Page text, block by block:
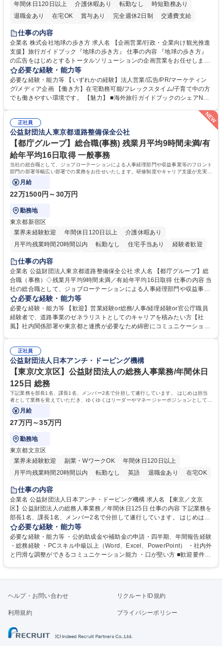
年間休日120日以上
介護休暇あり 転勤なし
時短勤務あり
退職金あり
在宅OK 賞与あり 完全週休2日制
交通費支給
駅近5分以内
仕事の内容
企業名 株式会社地球の歩き方 求人名 【企画営業/行政・企業向け観光推進
支援】旅行ガイドブック『地球の歩き方』 仕事の内容 『地球の歩き方』
の広告をはじめとするトータルソリューションの企画営業をお任せしま
す。クライアントは、観光（海外旅行、国内旅行、インバウンド）で地域
や事業を推進したい国内外の行政や企業です。 【業務詳細】■『地球の歩
き方』は海外旅行ガイドブックのNo.1ブランドであり、国内旅行において
も牽引しております。観光推進支援においても、業界を牽引する意欲的な
国策事業です。「GOOD LUCK TRIP」は、海外旅行ガイドブックと同様
に、インバウンドのトップブランドに成長しております■旅が業務であ
り、日常です。旅好きにはこれ以上ない環境です 募集職種 【企画営業/行
政・企業向け観光推進支援】旅行ガイドブック『地球の歩き方』
必要な経験・能力等
必要な経験・能力等 【いずれかの経験】法人営業/広告/PR/マーケティン
グ/メディア企画 【働き方】在宅勤務可能/フレックスタイム/子育て中の方
でも働きやすい環境です。 【魅力】 ■海外旅行ガイドブックのシェアNo.1
ることが可能です。 ■国内旅行ガイドブックは立ち上げ間もない新規事業
であり、「地球の歩き方」としてどう取り組むか、共に形を作るコアメン
バーとして活躍いただきます。 学歴・資格 学歴：大学院 大学 語学力： 資
格：
正社員
公益財団法人東京都道路整備保全公社
【都庁グループ】総合職(事務) 残業月平均9時間未満/有
給年平均16日取得 一般事務
当社の総合職として、ジョブローテーションによる人事経理部門や収益事業等のフロント
部門の部署等幅広い部署での業務をお任せいたします。研修制度やキャリア支援が充実し
ております！ ※下記業務詳細
月給
22万1500円～30万円
勤務地
東京都新宿区
業界未経験歓迎
年間休日120日以上
介護休暇あり
月平均残業時間20時間以内
転勤なし 住宅手当あり
経験者歓迎
研修あり
退職金あり
駅近5分以内
資格取得手当あり 食事補助あり
仕事の内容
企業名 公益財団法人東京都道路整備保全公社 求人名 【都庁グループ】総
合職（事務）◇残業月平均9時間未満／有給年平均16日取得 仕事の内容 当
社の総合職として、ジョブローテーションによる人事経理部門や収益事業
等のフロント部門の部署等幅広い部署での業務をお任せいたします。研修
制度やキャリア支援が充実しております！ ※下記業務詳細 【業務詳細】■
管理部門：広報、人事、経理など当公社の運営に係る管理業務 ■収益部
門：駐車場の新規開拓、管理運営、新宿駅西口広場の「イベントコーナ
道路施設や道路工事現場の見学ツアー事業 ※入社後は上記いずれかの部門
へ配属。※業務内容変更の範囲：会社の定める業務 募集職種 【都庁グル
ープ】総合職（事務）◇残業月平均9時間未満／有給年平均16日取得
必要な経験・能力等
必要な経験・能力等 【歓迎】営業経験or総務/人事/経理経験or官公庁職員
経験者で、道路事業のゼネラリストとしてのキャリアを積みたい方【社
風】社内関係部署や東京都と連携が必要なため綿密にコミュニケーション
部門など多岐に渡る業務を経験できます。 ■様々なプロジェクト：駐車場
事業の他、新宿駅西口広場内に設置された照明を兼ねた広告「ブライトサ
イン」の管理運営を行うなど、事業収益を生み出す活動を積極的に行って
います。 学歴・資格 学歴：大学院 大学 高専 短大 専修学校 高校 語学力：
資格：
正社員
公益財団法人日本アンチ・ドーピング機構
【東京/文京区】公益財団法人の総務人事業務/年間休日
125日 総務
下記業務を部長1名、課長1名、メンバー2名で分担して遂行しています。 はじめは担当
者として業務を覚えていただき、ゆくゆくはリーダーやマネージャーポジションとして活
躍いただくことを期待しています。
月給
27万円～35万円
勤務地
東京都文京区
業界未経験歓迎
副業・WワークOK
年間休日120日以上
月平均残業時間20時間以内
転勤なし 英語 退職金あり
在宅OK
賞与あり
育休あり
食事補助あり
仕事の内容
企業名 公益財団法人日本アンチ・ドーピング機構 求人名 【東京／文京
区】公益財団法人の総務人事業務／年間休日125日 仕事の内容 下記業務を
部長1名、課長1名、メンバー2名で分担して遂行しています。 はじめは担
当者として業務を覚えていただき、ゆくゆくはリーダーやマネージャーポ
ジションとして活躍いただくことを期待しています。 【総務・人事グルー
プの業務内容】 ・人事制度関連 ・採用活動 ・教育研修の企画、実行 ・勤
怠管理 ・官公庁への各種提出 ・法定の会議運営（評議員会、理事会） ・
管理 ・福利厚生関連 ・職員からの問合せ、相談対応 ・その他日常の総務
休日125日
必要な経験・能力等
必要な経験・能力等 ・公的助成金や補助金の申請・四半期、年間報告経験
・総務経験 ・PCスキル中級以上（Word、Excel、PowerPoint） ・社内外
と円滑な調整ができるコミュニケーション能力 ・口が堅い方 ■歓迎要件
ヘルプ・お問い合わせ リクルートID規約
利用規約 プライバシーポリシー